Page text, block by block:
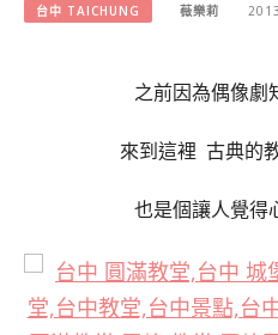
台中 TAICHUNG 薇樂莉
之前因為偶像劇
來到這裡 古典的
也是個讓人覺得